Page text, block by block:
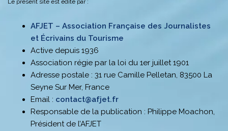
Le présent site est édité par :
AFJET – Association Française des Journalistes
et Écrivains du Tourisme
Active depuis 1936
Association régie par la loi du 1er juillet 1901
Adresse postale : 31 rue Camille Pelletan, 83500 La
Seyne Sur Mer, France
Email : contact@afjet.fr
Responsable de la publication : Philippe Moachon,
Président de l’AFJET